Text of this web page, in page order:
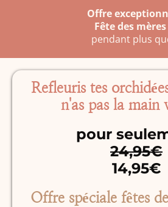
Offre
Fête des mères
pendant plus
Refleuris tes
n'as pas la main
pour
24,95€
14,95€
Offre spéciale fêtes